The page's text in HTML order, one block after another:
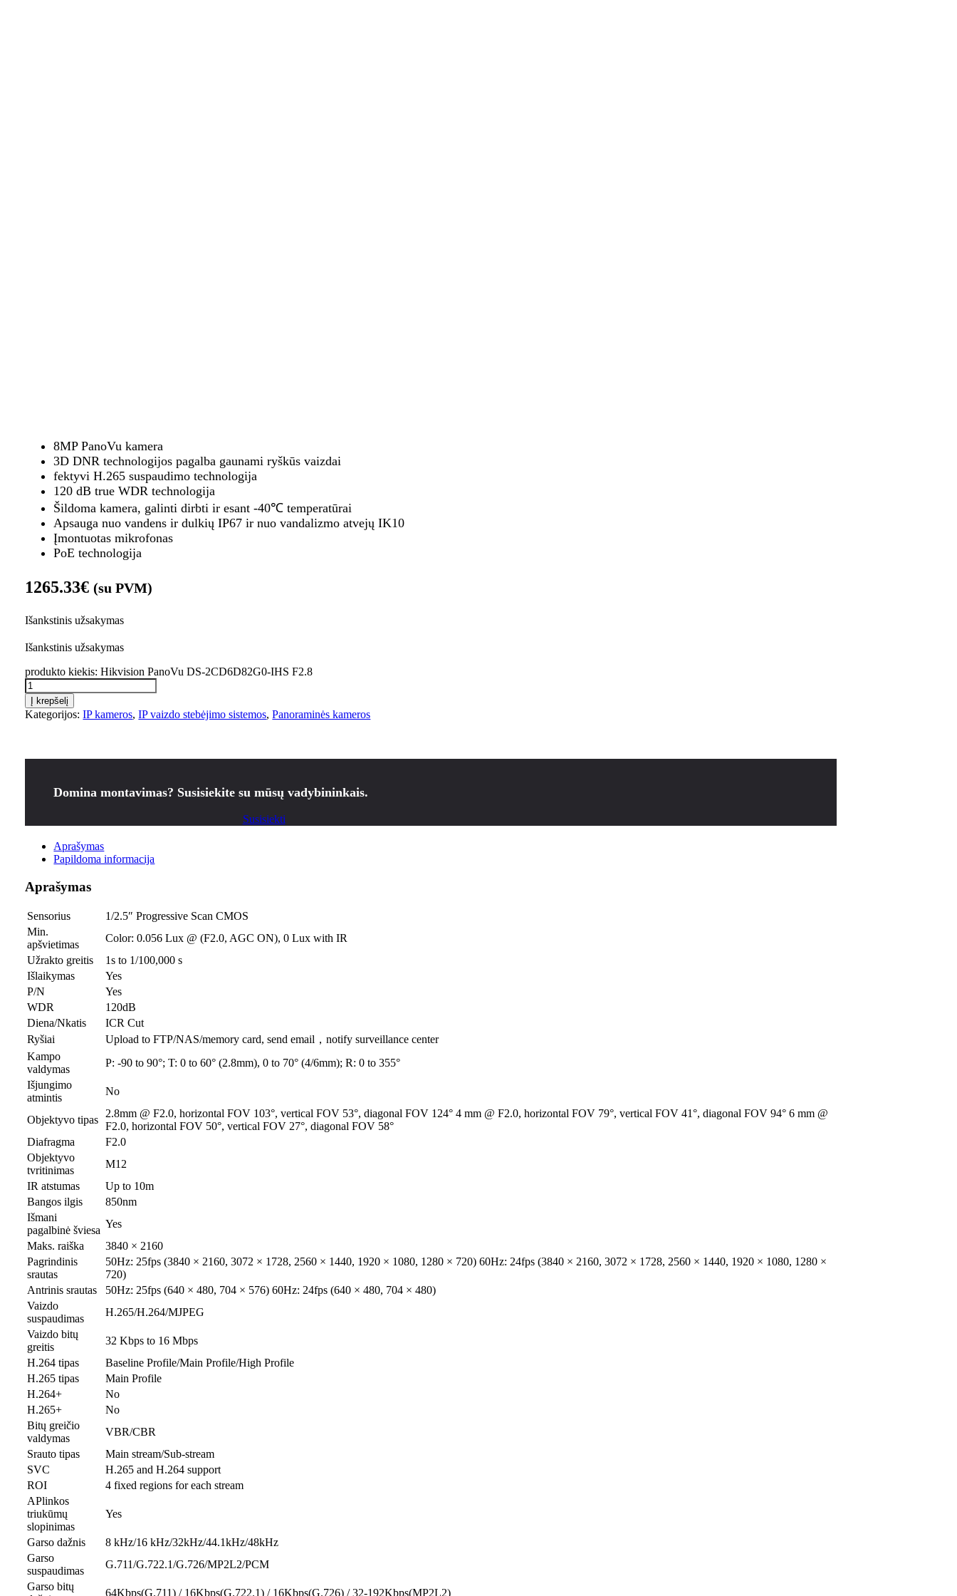
8MP PanoVu kamera
3D DNR technologijos pagalba gaunami ryškūs vaizdai
fektyvi H.265 suspaudimo technologija
120 dB true WDR technologija
Šildoma kamera, galinti dirbti ir esant -40℃ temperatūrai
Apsauga nuo vandens ir dulkių IP67 ir nuo vandalizmo atvejų IK10
Įmontuotas mikrofonas
PoE technologija
1265.33€ (su PVM)
Išankstinis užsakymas
Išankstinis užsakymas
produkto kiekis: Hikvision PanoVu DS-2CD6D82G0-IHS F2.8
Į krepšelį
Kategorijos:IP kameros,IP vaizdo stebėjimo sistemos,Panoraminės kameros
Domina montavimas? Susisiekite su mūsų vadybininkais.
Susisiekti
Aprašymas
Papildoma informacija
Aprašymas
Sensorius
1/2.5″ Progressive Scan CMOS
Min.
apšvietimas
Color: 0.056 Lux @ (F2.0, AGC ON), 0 Lux with IR
Užrakto greitis
1s to 1/100,000 s
Išlaikymas
Yes
P/N
Yes
WDR
120dB
Diena/Nkatis
ICR Cut
Ryšiai
Upload to FTP/NAS/memory card, send email，notify surveillance center
Kampo
valdymas
P: -90 to 90°; T: 0 to 60° (2.8mm), 0 to 70° (4/6mm); R: 0 to 355°
Išjungimo
atmintis
No
Objektyvo tipas
2.8mm @ F2.0, horizontal FOV 103°, vertical FOV 53°, diagonal FOV 124° 4 mm @ F2.0, horizontal FOV 79°, vertical FOV 41°, diagonal FOV 94° 6 mm @
F2.0, horizontal FOV 50°, vertical FOV 27°, diagonal FOV 58°
Diafragma
F2.0
Objektyvo
tvritinimas
M12
IR atstumas
Up to 10m
Bangos ilgis
850nm
Išmani
pagalbinė šviesa
Yes
Maks. raiška
3840 × 2160
Pagrindinis
srautas
50Hz: 25fps (3840 × 2160, 3072 × 1728, 2560 × 1440, 1920 × 1080, 1280 × 720) 60Hz: 24fps (3840 × 2160, 3072 × 1728, 2560 × 1440, 1920 × 1080, 1280 ×
720)
Antrinis srautas
50Hz: 25fps (640 × 480, 704 × 576) 60Hz: 24fps (640 × 480, 704 × 480)
Vaizdo
suspaudimas
H.265/H.264/MJPEG
Vaizdo bitų
greitis
32 Kbps to 16 Mbps
H.264 tipas
Baseline Profile/Main Profile/High Profile
H.265 tipas
Main Profile
H.264+
No
H.265+
No
Bitų greičio
valdymas
VBR/CBR
Srauto tipas
Main stream/Sub-stream
SVC
H.265 and H.264 support
ROI
4 fixed regions for each stream
APlinkos
triukūmų
slopinimas
Yes
Garso dažnis
8 kHz/16 kHz/32kHz/44.1kHz/48kHz
Garso
suspaudimas
G.711/G.722.1/G.726/MP2L2/PCM
Garso bitų
64Kbps(G.711) / 16Kbps(G.722.1) / 16Kbps(G.726) / 32-192Kbps(MP2L2)